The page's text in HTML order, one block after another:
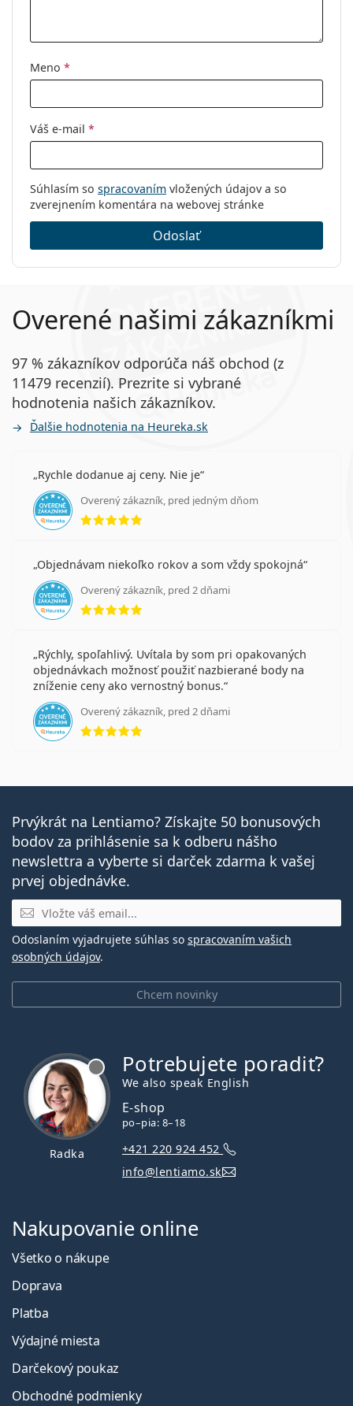
Meno *
Váš e-mail *
Súhlasím so spracovaním vložených údajov a so
zverejnením komentára na webovej stránke
Odoslať
Overené našimi zákazníkmi
97 % zákazníkov odporúča náš obchod (z
11479 recenzií). Prezrite si vybrané
hodnotenia našich zákazníkov.
Ďalšie hodnotenia na Heureka.sk
Rychle dodanue aj ceny. Nie je
Overený zákazník, pred jedným dňom
hodnotenie 5 z 5
Objednávam niekoľko rokov a som vždy spokojná
Overený zákazník, pred 2 dňami
hodnotenie 5 z 5
Rýchly, spoľahlivý. Uvítala by som pri opakovaných
objednávkach možnosť použiť nazbierané body na
zníženie ceny ako vernostný bonus.
Overený zákazník, pred 2 dňami
hodnotenie 5 z 5
Prvýkrát na Lentiamo? Získajte 50 bonusových
bodov za prihlásenie sa k odberu nášho
newslettra a vyberte si darček zdarma k vašej
prvej objednávke.
E-mail
Chcem novinky
Odoslaním vyjadrujete súhlas so spracovaním vašich
osobných údajov.
Radka
Potrebujete poradiť?
We also speak English
E-shop
po–pia: 8–18
+421 220 924 452
info@lentiamo.sk
Nakupovanie online
Všetko o nákupe
Doprava
Platba
Výdajné miesta
Darčekový poukaz
Obchodné podmienky